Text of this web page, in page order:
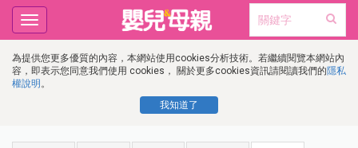
為提供您更多優質的內容，本網站使用cookies分析技術。若繼續閱覽本網站內
容，即表示您同意我們使用 cookies， 關於更多cookies資訊請閱讀我們的隱私
權說明 。
我知道了
Toggle
navigation